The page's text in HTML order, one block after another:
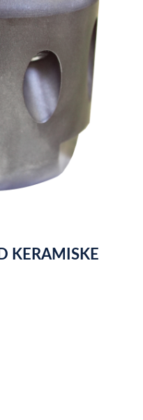
KERAMISKE